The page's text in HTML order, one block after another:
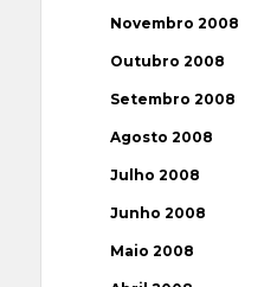
Novembro 2008
Outubro 2008
Setembro 2008
Agosto 2008
Julho 2008
Junho 2008
Maio 2008